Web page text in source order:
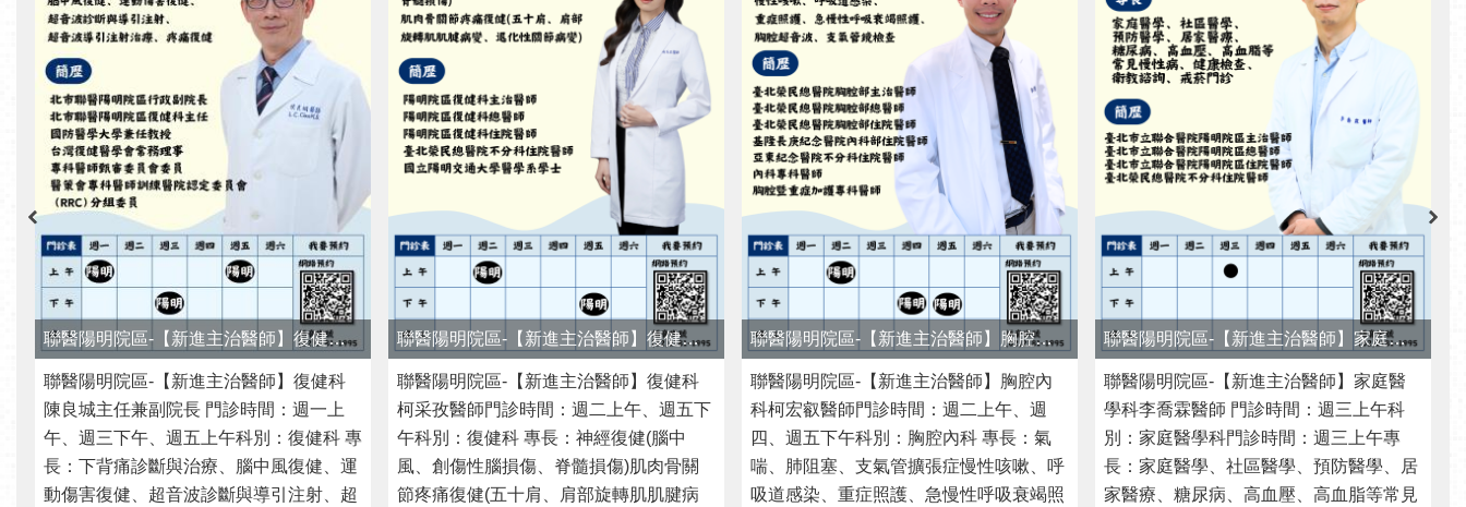
聯醫陽明院區-【新進主治醫師】復健科陳良城主任兼副院長 門診時間：週一上午、週三下午、週五上午
聯醫陽明院區-【新進主治醫師】復健科
陳良城主任兼副院長 門診時間：週一上
午、週三下午、週五上午科別：復健科 專
長：下背痛診斷與治療、腦中風復健、運
動傷害復健、超音波診斷與導引注射、超
音波導引注射治療、疼痛復健簡歷： 北市
聯醫陽明院區行政副院長北市聯醫陽明院
區復健科主任國 ...更多
聯醫陽明院區-【新進主治醫師】復健科柯采孜醫師 門診時間：週二上午、週五下午
聯醫陽明院區-【新進主治醫師】復健科
柯采孜醫師門診時間：週二上午、週五下
午科別：復健科 專長：神經復健(腦中
風、創傷性腦損傷、脊髓損傷)肌肉骨關
節疼痛復健(五十肩、肩部旋轉肌肌腱病
變、退化性關節病變)簡歷： 陽明院區復
健科主治醫師陽明院區復健科總醫師陽明
院區復健科住院醫師臺北榮民 ...更多
聯醫陽明院區-【新進主治醫師】胸腔內科柯宏叡醫師 門診時間：週二上午、週四、週五下午
聯醫陽明院區-【新進主治醫師】胸腔內
科柯宏叡醫師門診時間：週二上午、週
四、週五下午科別：胸腔內科 專長：氣
喘、肺阻塞、支氣管擴張症慢性咳嗽、呼
吸道感染、重症照護、急慢性呼吸衰竭照
護、胸腔超音波、支氣管鏡檢查簡歷： 臺
北榮民總醫院胸腔部主治醫師臺北榮民總
醫院胸腔部總醫師臺北榮民總醫 ...更多
聯醫陽明院區-【新進主治醫師】家庭醫學科李喬霖醫師 門診時間：週三上午
聯醫陽明院區-【新進主治醫師】家庭醫
學科李喬霖醫師 門診時間：週三上午科
別：家庭醫學科門診時間：週三上午專
長：家庭醫學、社區醫學、預防醫學、居
家醫療、糖尿病、高血壓、高血脂等常見
慢性病、健康檢查、衛教諮詢、戒菸門診
簡歷： 臺北市立聯合醫院陽明院區主治醫
師臺北市立聯合醫院陽明院區總醫師臺北
市 ...更多
更多 新進醫師簡介